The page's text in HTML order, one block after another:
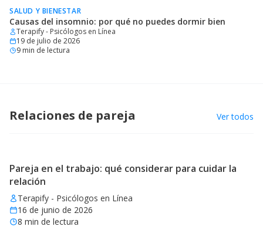
SALUD Y BIENESTAR
Causas del insomnio: por qué no puedes dormir bien
Terapify - Psicólogos en Línea
19 de julio de 2026
9 min de lectura
Relaciones de pareja Ver todos
Pareja en el trabajo: qué considerar para cuidar la
relación
Terapify - Psicólogos en Línea
16 de junio de 2026
8 min de lectura